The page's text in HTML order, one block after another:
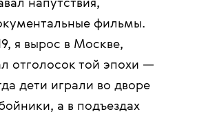
напутствия,
фильмы.
я вырос в Москве,
отголосок той эпохи —
дети играли во дворе
а в подъездах